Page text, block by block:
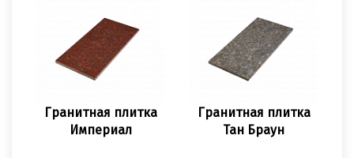
Гранитная плитка
Тан Браун
Гранитная плитка
Империал